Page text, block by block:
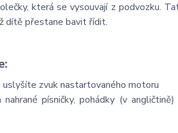
která se vysouvají z podvozku.
dítě přestane bavit řídit.
zvuk nastartovaného motoru
písničky, pohádky (v